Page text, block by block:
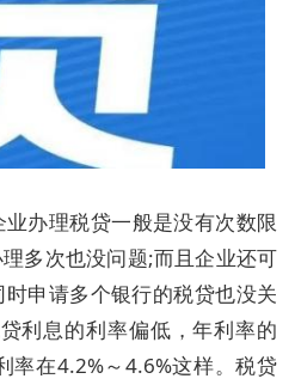
办理税贷一般是没有次数限
多次也没问题;而且企业还可
申请多个银行的税贷也没关
利息的利率偏低，年利率的
率在4.2%～4.6%这样。税贷